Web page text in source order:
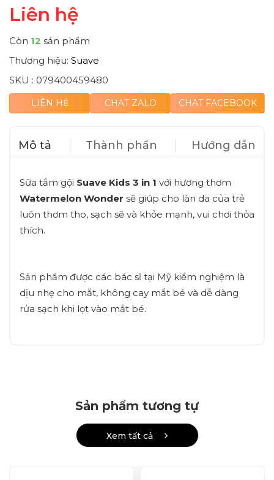
Liên hệ
Còn 12 sản phẩm
Thương hiệu: Suave
SKU : 079400459480
LIÊN HỆ CHAT ZALO CHAT FACEBOOK
Mô tả Thành phần Hướng dẫn
Sữa tắm gội Suave Kids 3 in 1 với hương thơm
Watermelon Wonder sẽ giúp cho làn da của trẻ
luôn thơm tho, sạch sẽ và khỏe mạnh, vui chơi thỏa
thích.
Sản phẩm được các bác sĩ tại Mỹ kiểm nghiệm là
dịu nhẹ cho mắt, không cay mắt bé và dễ dàng
rửa sạch khi lọt vào mắt bé.
Sản phẩm tương tự
Xem tất cả